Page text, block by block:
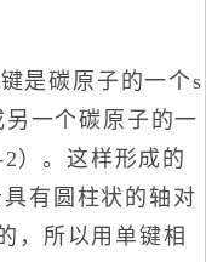
是碳原子的一个s
一个碳原子的一
）。这样形成的
有圆柱状的轴对
，所以用单键相